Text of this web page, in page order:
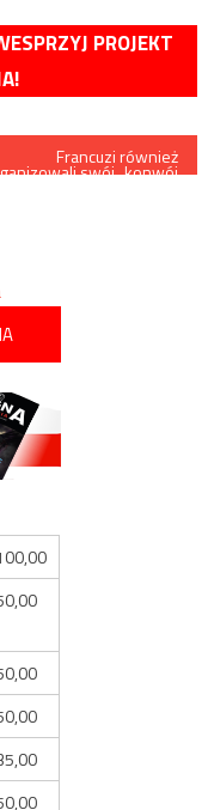
PROJEKT
Francuzi również
swój „konwój